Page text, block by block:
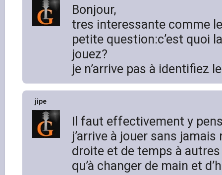
Bonjour,
tres interessante comme
petite question:c’est quoi
jouez?
je n’arrive pas à identifiez
jipe
Il faut effectivement y
j’arrive à jouer sans
droite et de temps à
qu’à changer de main et